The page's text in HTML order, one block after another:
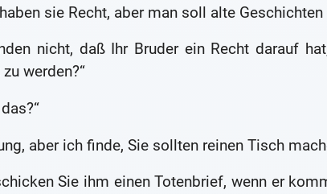
sie Recht, aber man soll alte Geschichten
nicht, daß Ihr Bruder ein Recht darauf
werden?“
aber ich finde, Sie sollten reinen Tisch
Sie ihm einen Totenbrief, wenn er